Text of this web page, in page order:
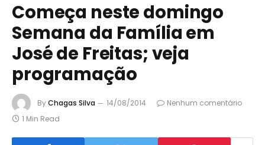
Começa neste domingo
Semana da Família em
José de Freitas; veja
programação
ByChagas Silva 14/08/2014
Nenhum comentário
1 Min Read